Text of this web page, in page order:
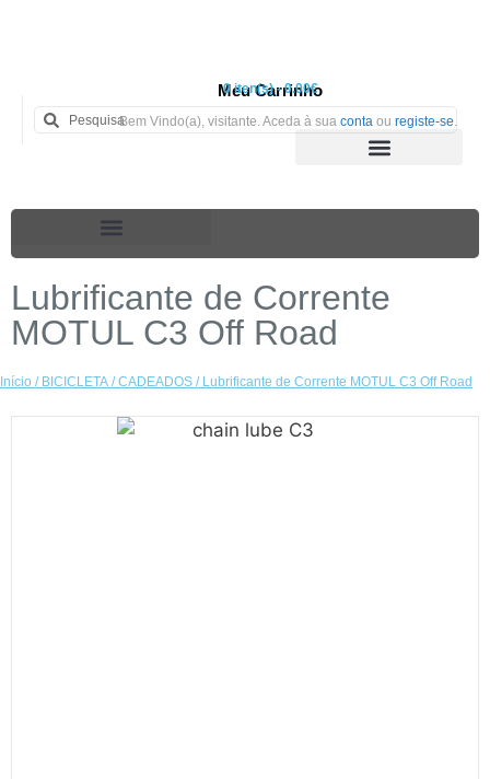
Meu Carrinho
0 iten(s) - 0.00€
Bem Vindo(a), visitante. Aceda à sua conta ou registe-se.
Lubrificante de Corrente
MOTUL C3 Off Road
Início / BICICLETA /CADEADOS / Lubrificante de Corrente MOTUL C3 Off Road